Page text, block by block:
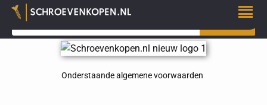
Onderstaande algemene voorwaarden